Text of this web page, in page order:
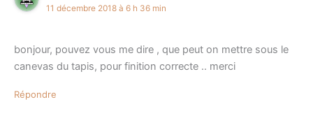
11 décembre 2018 à 6 h 36 min
bonjour, pouvez vous me dire , que peut on mettre sous le
canevas du tapis, pour finition correcte .. merci
Répondre